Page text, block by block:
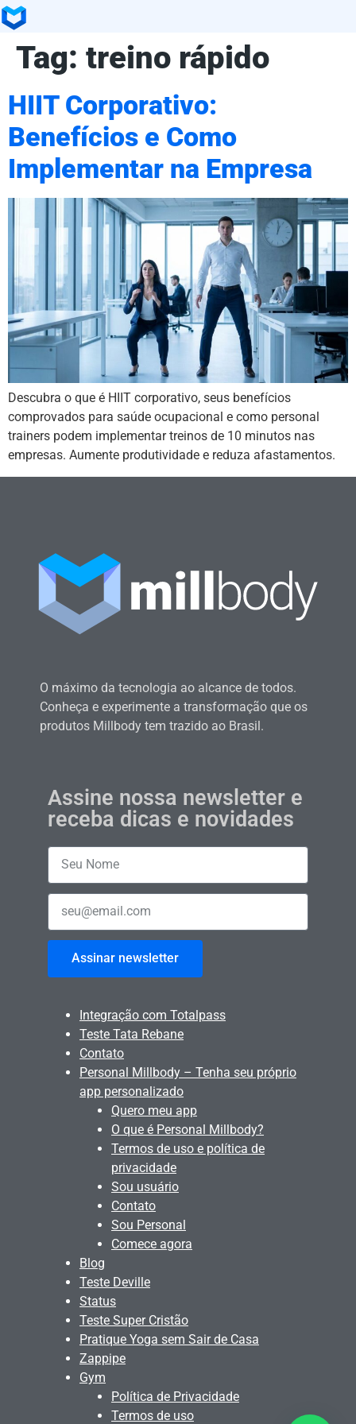
Tag: treino rápido
HIIT Corporativo:
Benefícios e Como
Implementar na Empresa
Descubra o que é HIIT corporativo, seus benefícios
comprovados para saúde ocupacional e como personal
trainers podem implementar treinos de 10 minutos nas
empresas. Aumente produtividade e reduza afastamentos.
O máximo da tecnologia ao alcance de todos.
Conheça e experimente a transformação que os
produtos Millbody tem trazido ao Brasil.
Assine nossa newsletter e
receba dicas e novidades
Assinar newsletter
Integração com Totalpass
Teste Tata Rebane
Contato
Personal Millbody – Tenha seu próprio
app personalizado
Quero meu app
O que é Personal Millbody?
Termos de uso e política de
privacidade
Sou usuário
Contato
Sou Personal
Comece agora
Blog
Teste Deville
Status
Teste Super Cristão
Pratique Yoga sem Sair de Casa
Zappipe
Gym
Política de Privacidade
Termos de uso